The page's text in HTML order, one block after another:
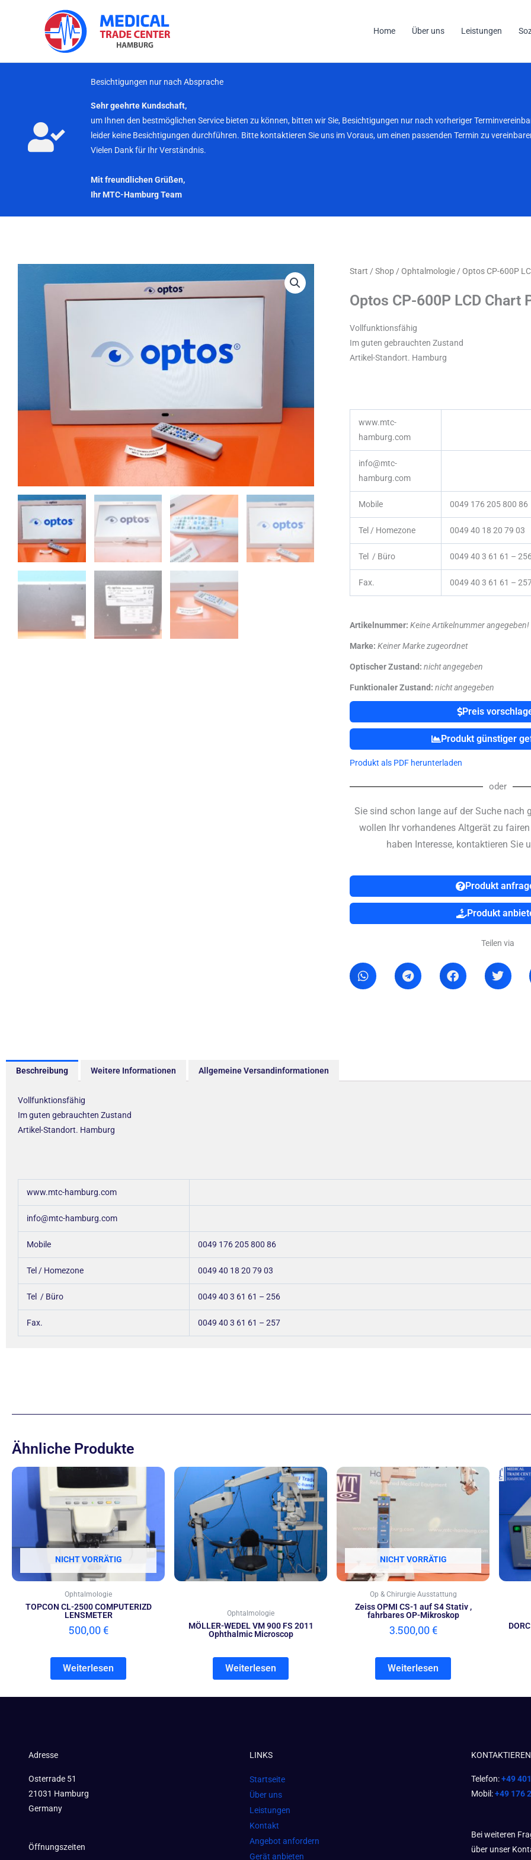
Home Über uns Leistungen
Besichtigungen nur nach Absprache
Sehr geehrte Kundschaft,
um Ihnen den bestmöglichen Service bieten zu können, bitten wir Sie, Besichtigungen nur nach vorheriger
leider keine Besichtigungen durchführen. Bitte kontaktieren Sie uns im Voraus, um einen passenden Termin zu
Vielen Dank für Ihr Verständnis.
Mit freundlichen Grüßen,
Ihr MTC-Hamburg Team
Start / Shop / Ophtalmologie / Optos CP-600P
Optos CP-600P LCD Chart
Vollfunktionsfähig
Im guten gebrauchten Zustand
Artikel-Standort. Hamburg
www.mtc-
hamburg.com
info@mtc-
hamburg.com
Mobile 0049 176 205 800 86
Tel / Homezone 0049 40 18 20 79 03
Tel / Büro 0049 40 3 61 61 – 256
Fax. 0049 40 3 61 61 –
Artikelnummer: Keine Artikelnummer angegeben!
Marke: Keiner Marke zugeordnet
Optischer Zustand: nicht angegeben
Funktionaler Zustand: nicht angegeben
Preis
Produkt günstiger
Produkt als PDF herunterladen
oder
Sie sind schon lange auf der Suche nach
wollen Ihr vorhandenes Altgerät zu
haben Interesse, kontaktieren Sie
Produkt
Produkt
Teilen via
Beschreibung Weitere Informationen Allgemeine Versandinformationen
Vollfunktionsfähig
Im guten gebrauchten Zustand
Artikel-Standort. Hamburg
www.mtc-hamburg.com
info@mtc-hamburg.com
Mobile 0049 176 205 800 86
Tel / Homezone 0049 40 18 20 79 03
Tel / Büro 0049 40 3 61 61 – 256
Fax. 0049 40 3 61 61 – 257
Ähnliche Produkte
NICHT VORRÄTIG
Ophtalmologie
TOPCON CL-2500 COMPUTERIZD
LENSMETER
500,00€
Weiterlesen
Ophtalmologie
MÖLLER-WEDEL VM 900 FS 2011
Ophthalmic Microscop
Weiterlesen
NICHT VORRÄTIG
Op & Chirurgie Ausstattung
Zeiss OPMI CS-1 auf S4 Stativ ,
fahrbares OP-Mikroskop
3.500,00€
Weiterlesen
Adresse
Osterrade 51
21031 Hamburg
Germany
Öffnungszeiten
LINKS
Startseite
Über uns
Leistungen
Kontakt
Angebot anfordern
Gerät anbieten
Telefon:+49
Mobil:+49 176
Bei weiteren
über unser